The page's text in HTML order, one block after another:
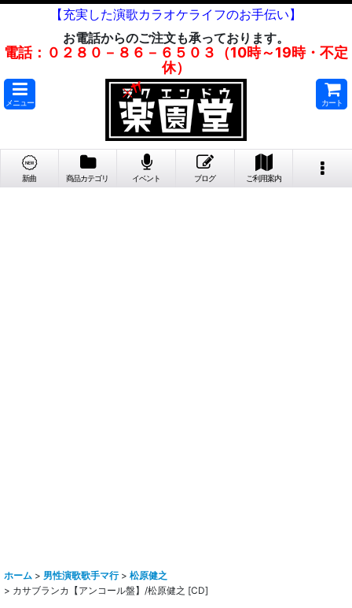
【充実した演歌カラオケライフのお手伝い】
お電話からのご注文も承っております。
電話：０２８０－８６－６５０３（10時～19時・不定
休）
メニュー カート
新曲 商品カテゴリ イベント ブログ ご利用案内
ホーム > 男性演歌歌手マ行 > 松原健之
> カサブランカ【アンコール盤】/松原健之 [CD]